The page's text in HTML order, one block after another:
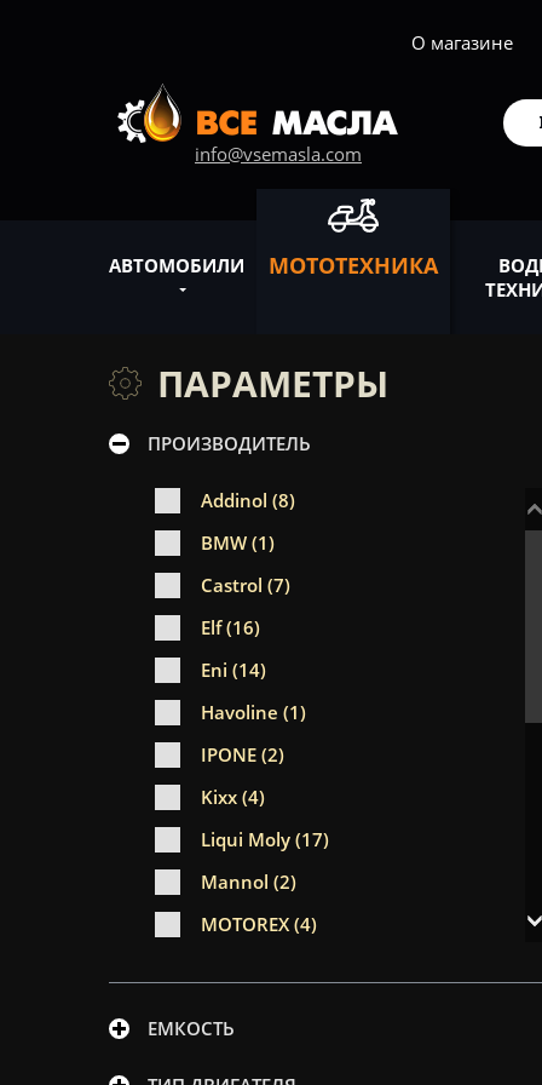
О магазине
info@vsemasla.com
АВТОМОБИЛИ МОТОТЕХНИКА
ПАРАМЕТРЫ
ПРОИЗВОДИТЕЛЬ
Addinol (8)
BMW (1)
Castrol (7)
Elf (16)
Eni (14)
Havoline (1)
IPONE (2)
Kixx (4)
Liqui Moly (17)
Mannol (2)
MOTOREX (4)
ЕМКОСТЬ